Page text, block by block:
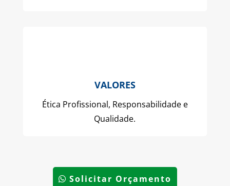
VALORES
Ética Profissional, Responsabilidade e
Qualidade.
Solicitar Orçamento